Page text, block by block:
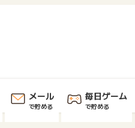
メール
で貯める
毎日ゲーム
で貯める